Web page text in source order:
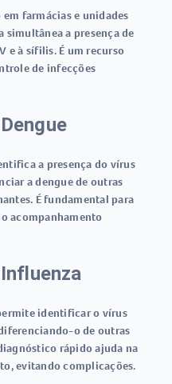
em farmácias e unidades
simultânea a presença de
e à sífilis. É um recurso
de infecções
a presença do vírus
a dengue de outras
É fundamental para
acompanhamento
identificar o vírus
o de outras
rápido ajuda na
evitando complicações.